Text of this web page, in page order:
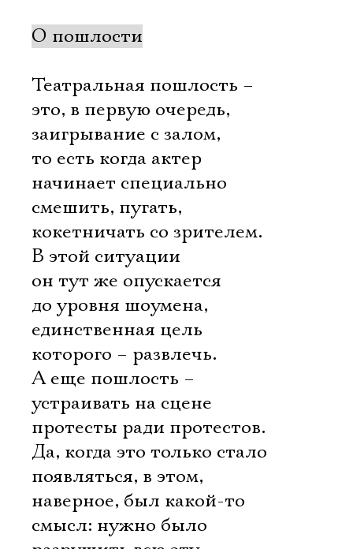
О пошлости
Театральная пошлость –
это, в первую очередь,
заигрывание с залом,
то есть когда актер
начинает специально
смешить, пугать,
кокетничать со зрителем.
В этой ситуации
он тут же опускается
до уровня шоумена,
единственная цель
которого – развлечь.
А еще пошлость –
устраивать на сцене
протесты ради протестов.
Да, когда это только стало
появляться, в этом,
наверное, был какой-то
смысл: нужно было